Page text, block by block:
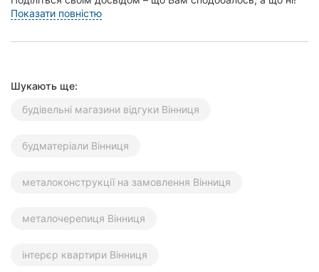
Франківськ
Ужгород
Це допоможе іншим жителям Вінниці зробити п...
Показати повністю
Шукають ще:
будівельні магазини відгуки Вінниця
будматеріали Вінниця
металоконструкції на замовлення Вінниця
металочерепиця Вінниця
інтерєр квартири Вінниця